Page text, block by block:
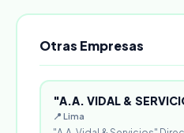
Otras Empresas
"A.A. VIDAL &
📍 Lima